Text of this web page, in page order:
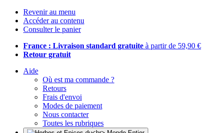
Revenir au menu
Accéder au contenu
Consulter le panier
France : Livraison standard gratuite à partir de 59,90 €
Retour gratuit
Aide
Où est ma commande ?
Retours
Frais d'envoi
Modes de paiement
Nous contacter
Toutes les rubriques